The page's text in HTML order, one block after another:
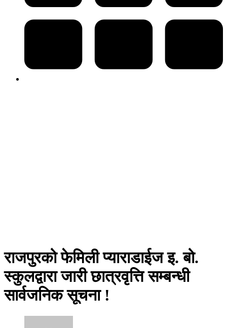
राजपुरको फेमिली प्याराडाईज इ. बो.
स्कुलद्वारा जारी छात्रवृत्ति सम्बन्धी
सार्वजनिक सूचना !